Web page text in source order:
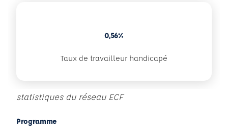
0,56%
Taux de travailleur handicapé
statistiques du réseau ECF
Programme